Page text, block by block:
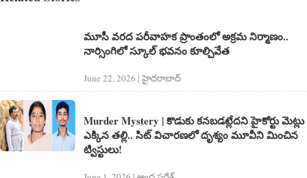
మూసీ వరద పరీవాహక ప్రాంతంలో అక్రమ నిర్మాణం..
నార్సింగిలో స్కూల్‌ భవనం కూల్చివేత
June 22, 2026 | హైదరాబాద్​
Murder Mystery | కొడుకు కనబడట్లేదని హైకోర్టు మెట్లు
ఎక్కిన తల్లి.. సిట్ విచారణలో దృశ్యం మూవీని మించిన
ట్విస్టులు!